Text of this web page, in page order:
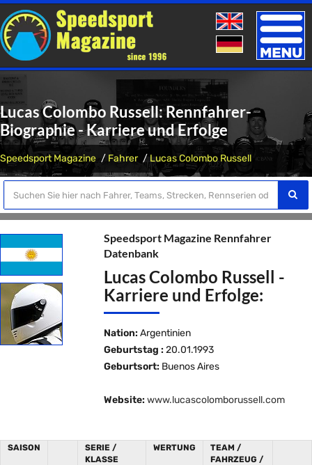
Toggle
Lucas Colombo Russell: Rennfahrer-
Biographie - Karriere und Erfolge
Speedsport Magazine Fahrer Lucas Colombo Russell
Speedsport Magazine Rennfahrer
Datenbank
Lucas Colombo Russell -
Karriere und Erfolge:
Nation: Argentinien
Geburtstag : 20.01.1993
Geburtsort: Buenos Aires
Website: www.lucascolomborussell.com
SAISON
SERIE /
KLASSE
WERTUNG
TEAM /
FAHRZEUG /